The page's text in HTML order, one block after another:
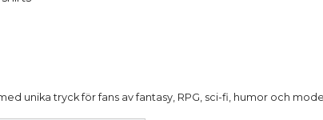
unika tryck för fans av fantasy, RPG, sci-fi, humor och